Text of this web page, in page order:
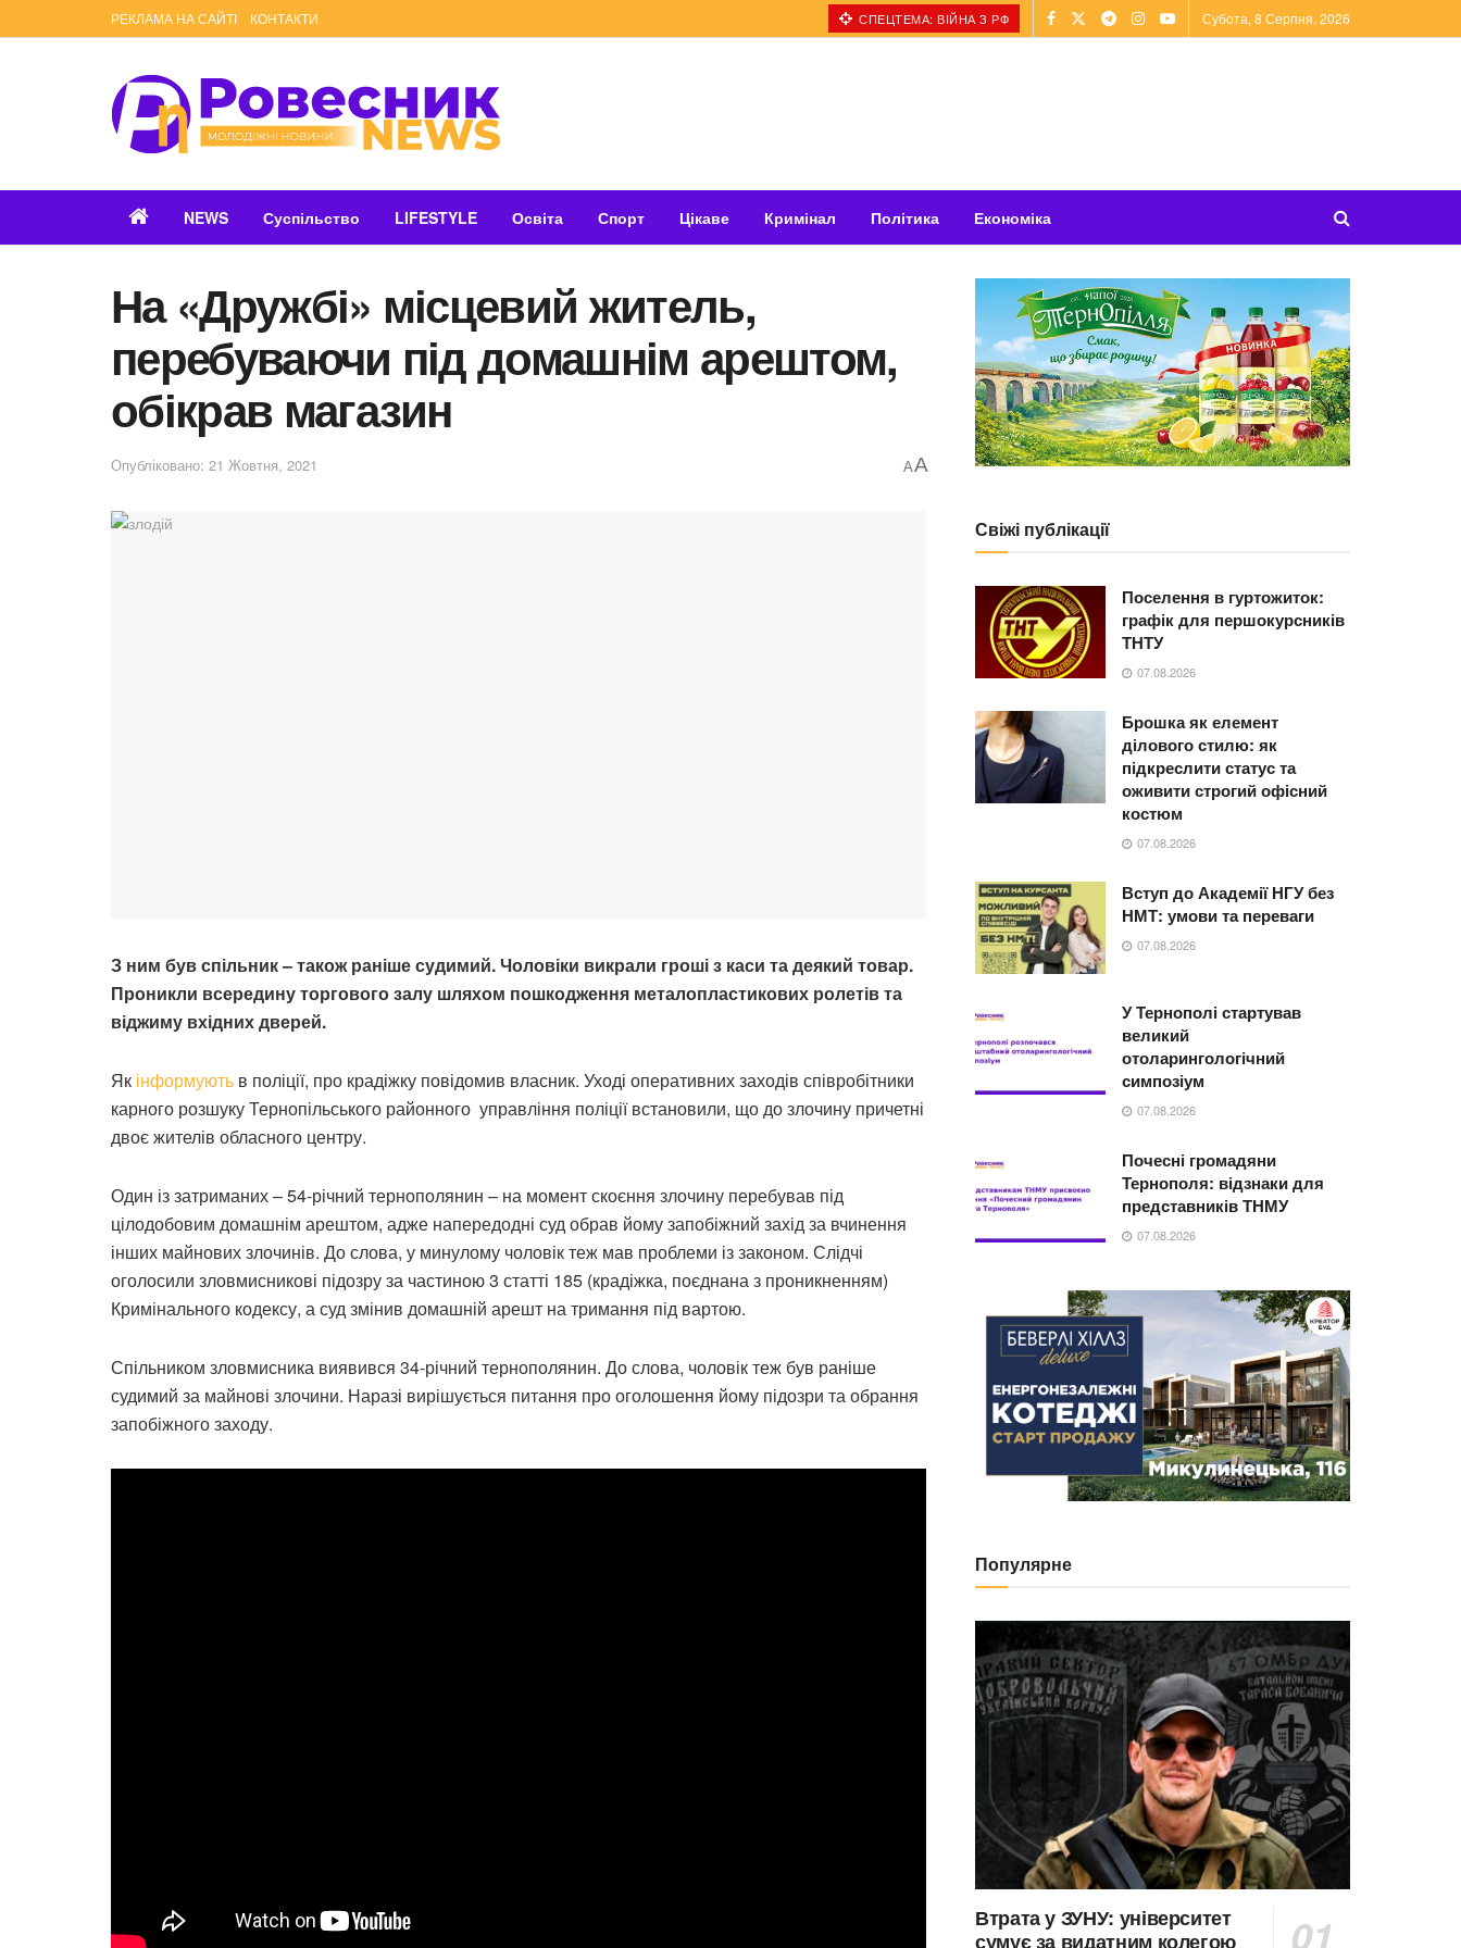
РЕКЛАМА НА САЙТІ КОНТАКТИ СПЕЦТЕМА: ВІЙНА З РФ Субота, 8 Серпня, 2026
NEWS Суспільство LIFESTYLE Освіта Спорт Цікаве Кримінал Політика Економіка
На «Дружбі» місцевий житель,
перебуваючи під домашнім арештом,
обікрав магазин
Опубліковано: 21 Жовтня, 2021 AA
З ним був спільник – також раніше судимий. Чоловіки викрали гроші з каси та деякий товар.
Проникли всередину торгового залу шляхом пошкодження металопластикових ролетів та
віджиму вхідних дверей.
Як інформують в поліції, про крадіжку повідомив власник. Уході оперативних заходів співробітники
карного розшуку Тернопільського районного управління поліції встановили, що до злочину причетні
двоє жителів обласного центру.
Один із затриманих – 54-річний тернополянин – на момент скоєння злочину перебував під
цілодобовим домашнім арештом, адже напередодні суд обрав йому запобіжний захід за вчинення
інших майнових злочинів. До слова, у минулому чоловік теж мав проблеми із законом. Слідчі
оголосили зловмисникові підозру за частиною 3 статті 185 (крадіжка, поєднана з проникненням)
Кримінального кодексу, а суд змінив домашній арешт на тримання під вартою.
Спільником зловмисника виявився 34-річний тернополянин. До слова, чоловік теж був раніше
судимий за майнові злочини. Наразі вирішується питання про оголошення йому підозри та обрання
запобіжного заходу.
Свіжі публікації
Поселення в гуртожиток:
графік для першокурсників
ТНТУ
07.08.2026
Брошка як елемент
ділового стилю: як
підкреслити статус та
оживити строгий офісний
костюм
07.08.2026
Вступ до Академії НГУ без
НМТ: умови та переваги
07.08.2026
У Тернополі стартував
великий
отоларингологічний
симпозіум
07.08.2026
Почесні громадяни
Тернополя: відзнаки для
представників ТНМУ
07.08.2026
Популярне
Втрата у ЗУНУ: університет
сумує за видатним колегою